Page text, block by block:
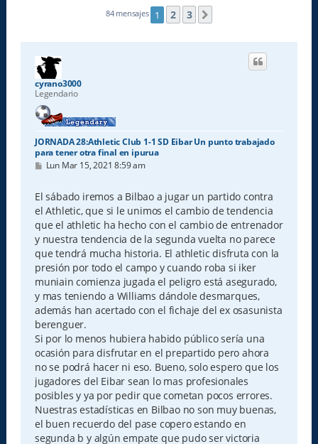
84 mensajes 1 2 3
cyrano3000
Legendario
JORNADA 28:Athletic Club 1-1 SD Eibar Un punto trabajado
para tener otra final en ipurua
M
s
a
e
Lun Mar 15, 2021 8:59 am
El sábado iremos a Bilbao a jugar un partido contra
el Athletic, que si le unimos el cambio de tendencia
que el athletic ha hecho con el cambio de entrenador
y nuestra tendencia de la segunda vuelta no parece
que tendrá mucha historia. El athletic disfruta con la
presión por todo el campo y cuando roba si iker
muniain comienza jugada el peligro está asegurado,
y mas teniendo a Williams dándole desmarques,
además han acertado con el fichaje del ex osasunista
berenguer.
Si por lo menos hubiera habido público sería una
ocasión para disfrutar en el prepartido pero ahora
no se podrá hacer ni eso. Bueno, solo espero que los
jugadores del Eibar sean lo mas profesionales
posibles y ya por pedir que cometan pocos errores.
Nuestras estadísticas en Bilbao no son muy buenas,
el buen recuerdo del pase copero estando en
segunda b y algún empate que pudo ser victoria